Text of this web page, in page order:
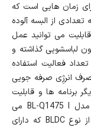
زمان هایی است که
از البسه آلوده
قابلیت می توانید عمل
لباسشویی گذاشته و
فعالیت استفاده
انرژِی صرفه جویی
برنامه ها و قابلیت
های مهم در ماشین لباسشویی سام 8 کیلویی مدل BL-Q1475 I می
توان به قابلیت پیش شستشو ، موتور قدرتمند از نوع BLDC که دارای